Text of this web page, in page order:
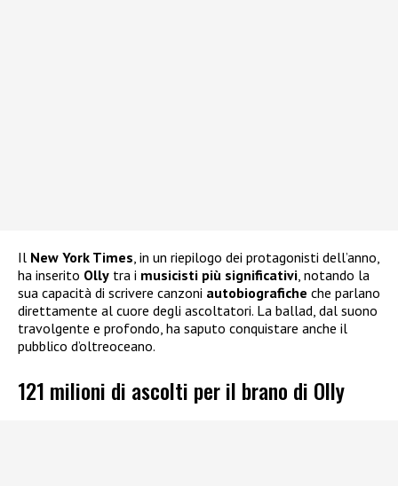
Il New York Times , in un riepilogo dei protagonisti dell’anno,
ha inserito Olly tra i musicisti più significativi , notando la
sua capacità di scrivere canzoni autobiografiche che parlano
direttamente al cuore degli ascoltatori. La ballad, dal suono
travolgente e profondo, ha saputo conquistare anche il
pubblico d’oltreoceano.
121 milioni di ascolti per il brano di Olly